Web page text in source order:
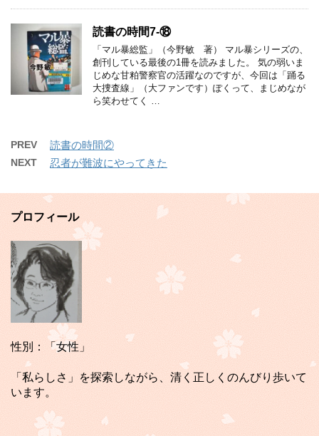
読書の時間7-⑱
「マル暴総監」（今野敏 著） マル暴シリーズの、
創刊している最後の1冊を読みました。 気の弱いま
じめな甘粕警察官の活躍なのですが、今回は「踊る
大捜査線」（大ファンです）ぽくって、まじめなが
ら笑わせてく …
PREV 読書の時間②
NEXT 忍者が難波にやってきた
プロフィール
性別：「女性」
「私らしさ」を探索しながら、清く正しくのんびり歩いて
います。